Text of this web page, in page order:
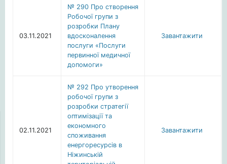
03.11.2021
№ 290 Про створення
Робочої групи з
розробки Плану
вдосконалення
послуги «Послуги
первинної медичної
допомоги»
Завантажити
02.11.2021
№ 292 Про утворення
робочої групи з
розробки стратегії
оптимізації та
економного
споживання
енергоресурсів в
Ніжинській
Завантажити